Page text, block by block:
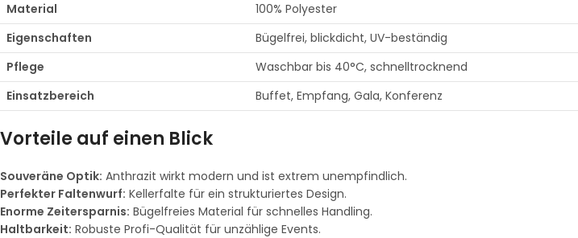
Material
100% Polyester
Eigenschaften
Bügelfrei, blickdicht, UV-beständig
Pflege
Waschbar bis 40°C, schnelltrocknend
Einsatzbereich
Buffet, Empfang, Gala, Konferenz
Vorteile auf einen Blick
Souveräne Optik: Anthrazit wirkt modern und ist extrem unempfindlich.
Perfekter Faltenwurf: Kellerfalte für ein strukturiertes Design.
Enorme Zeitersparnis: Bügelfreies Material für schnelles Handling.
Haltbarkeit: Robuste Profi-Qualität für unzählige Events.